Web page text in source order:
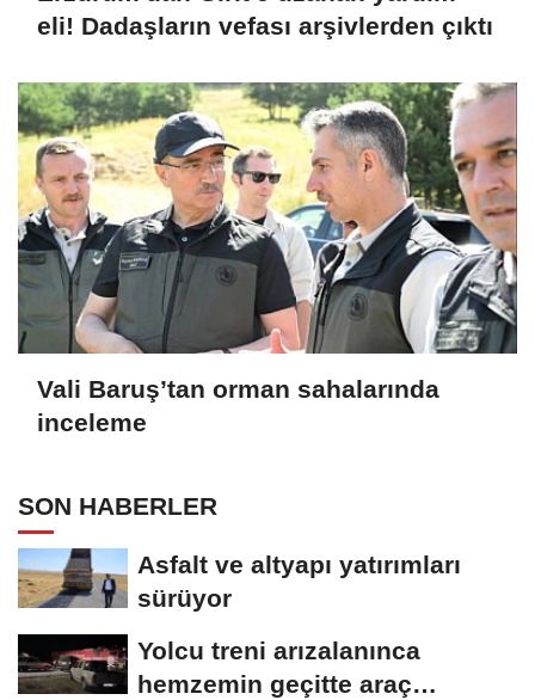
eli! Dadaşların vefası arşivlerden çıktı
Vali Baruş’tan orman sahalarında
inceleme
SON HABERLER
Asfalt ve altyapı yatırımları
sürüyor
Yolcu treni arızalanınca
hemzemin geçitte araç